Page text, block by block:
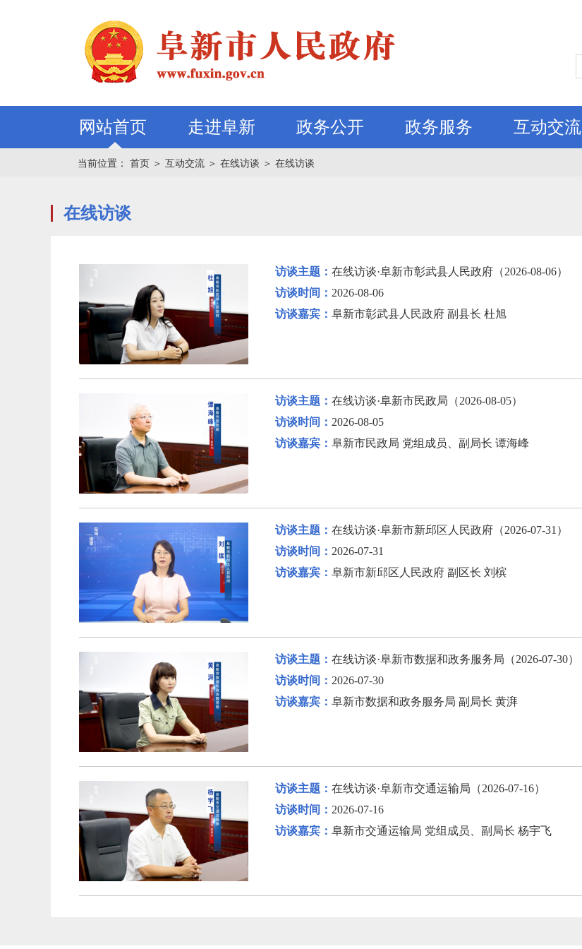
网站首页 走进阜新 政务公开 政务服务 互动交流
当前位置： 首页 ＞ 互动交流 ＞ 在线访谈 ＞ 在线访谈
在线访谈
访谈主题： 在线访谈·阜新市彰武县人民政府（2026-08-06）
访谈时间： 2026-08-06
访谈嘉宾： 阜新市彰武县人民政府 副县长 杜旭
访谈主题： 在线访谈·阜新市民政局（2026-08-05）
访谈时间： 2026-08-05
访谈嘉宾： 阜新市民政局 党组成员、副局长 谭海峰
访谈主题： 在线访谈·阜新市新邱区人民政府（2026-07-31）
访谈时间： 2026-07-31
访谈嘉宾： 阜新市新邱区人民政府 副区长 刘槟
访谈主题： 在线访谈·阜新市数据和政务服务局（2026-07-30）
访谈时间： 2026-07-30
访谈嘉宾： 阜新市数据和政务服务局 副局长 黄湃
访谈主题： 在线访谈·阜新市交通运输局（2026-07-16）
访谈时间： 2026-07-16
访谈嘉宾： 阜新市交通运输局 党组成员、副局长 杨宇飞